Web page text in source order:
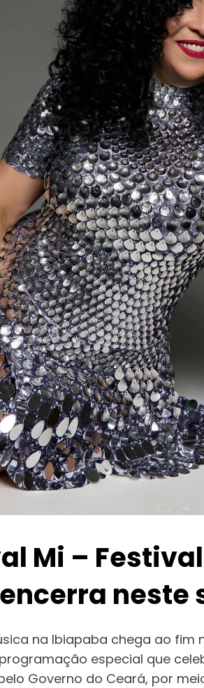
Mi –
neste
na Ibiapaba chega ao
especial que
Governo do Ceará, por